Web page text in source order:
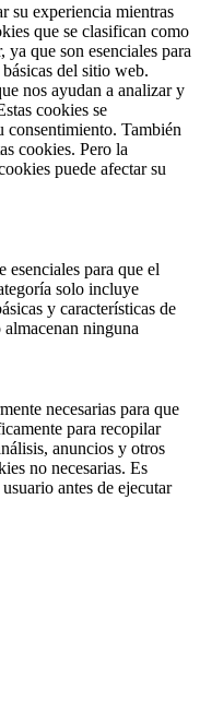
su experiencia mientras
que se clasifican como
ya que son esenciales para
del sitio web.
nos ayudan a analizar y
cookies se
consentimiento. También
cookies. Pero la
puede afectar su
esenciales para que el
solo incluye
y características de
ninguna
necesarias para que
para recopilar
anuncios y otros
no necesarias. Es
antes de ejecutar